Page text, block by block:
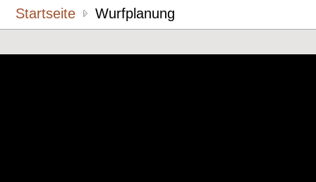
Startseite Wurfplanung